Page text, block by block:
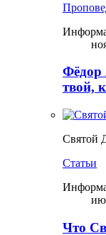
Фёдор
твой,
Святой
Статьи
Что